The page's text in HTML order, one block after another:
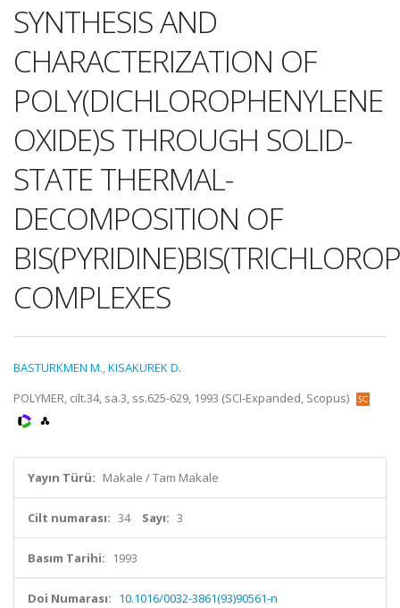
SYNTHESIS AND
CHARACTERIZATION OF
POLY(DICHLOROPHENYLENE
OXIDE)S THROUGH SOLID-
STATE THERMAL-
DECOMPOSITION OF
COMPLEXES
BASTURKMEN M.,KISAKUREK D.
POLYMER, cilt.34, sa.3, ss.625-629, 1993 (SCI-Expanded, Scopus)
Yayın Türü: Makale / Tam Makale
Cilt numarası: 34 Sayı: 3
Basım Tarihi: 1993
Doi Numarası: 10.1016/0032-3861(93)90561-n